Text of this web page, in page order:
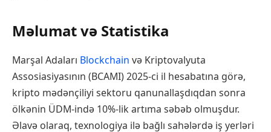
Məlumat və Statistika
Marşal Adaları Blockchain və Kriptovalyuta
Assosiasiyasının (BCAMI) 2025-ci il hesabatına görə,
kripto mədənçiliyi sektoru qanunallaşdıqdan sonra
ölkənin ÜDM-ində 10%-lik artıma səbəb olmuşdur.
Əlavə olaraq, texnologiya ilə bağlı sahələrdə iş yerləri